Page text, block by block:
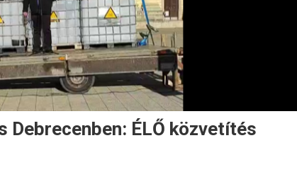
ÉLŐ közvetítés